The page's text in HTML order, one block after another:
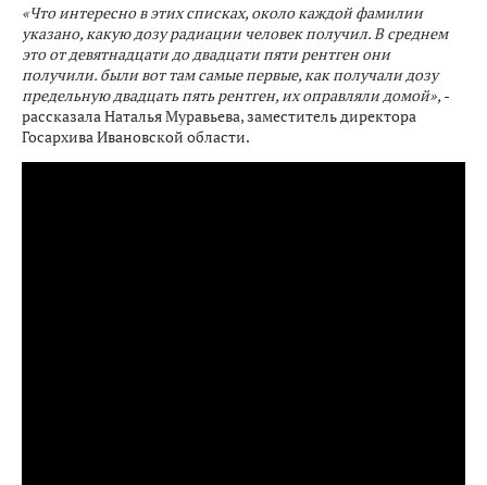
«Что интересно в этих списках, около каждой фамилии
указано, какую дозу радиации человек получил. В среднем
это от девятнадцати до двадцати пяти рентген они
получили. были вот там самые первые, как получали дозу
предельную двадцать пять рентген, их оправляли домой», -
рассказала Наталья Муравьева, заместитель директора
Госархива Ивановской области.